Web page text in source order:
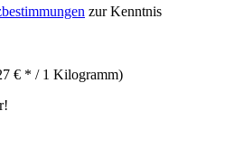
zur Kenntnis
€ * / 1 Kilogramm)